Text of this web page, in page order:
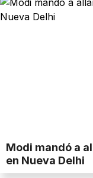
Modi mandó a
en Nueva Delhi